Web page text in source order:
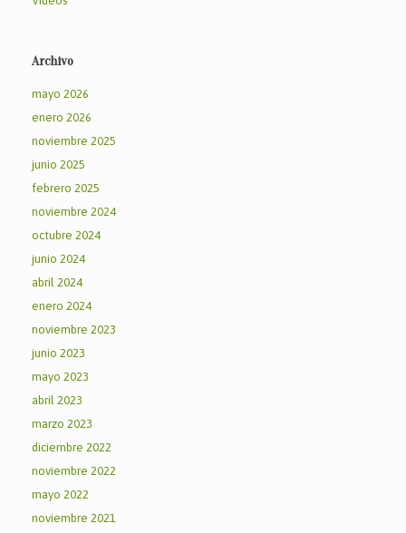
Archivo
mayo 2026
enero 2026
noviembre 2025
junio 2025
febrero 2025
noviembre 2024
octubre 2024
junio 2024
abril 2024
enero 2024
noviembre 2023
junio 2023
mayo 2023
abril 2023
marzo 2023
diciembre 2022
noviembre 2022
mayo 2022
noviembre 2021